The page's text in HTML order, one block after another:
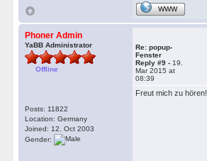
WWW
Phoner Admin
YaBB Administrator
Offline
Posts: 11822
Location: Germany
Joined: 12. Oct 2003
Gender:
Re: popup-
Fenster
Reply #9 - 19.
Mar 2015 at
08:39
Freut mich zu hören!